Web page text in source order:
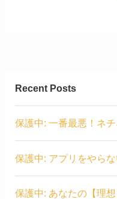
Recent Posts
保護中: 一番最悪！ネ
保護中: アプリをやら
保護中: あなたの【理